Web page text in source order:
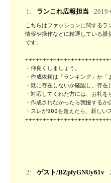
1: ランこれ広報担当
こちらはファッションに関するラ
情報や操作などに精通している親
です。
・仲良くしましょう。
・作成依頼は「ランキング」か「
・既に存在しないか確認し、存在
・対応してくれた方には、お礼を
・作成されなかったら我慢するか
・スレが900を超えたら、新しい
2: ゲスト/BZpfyGNUy61v